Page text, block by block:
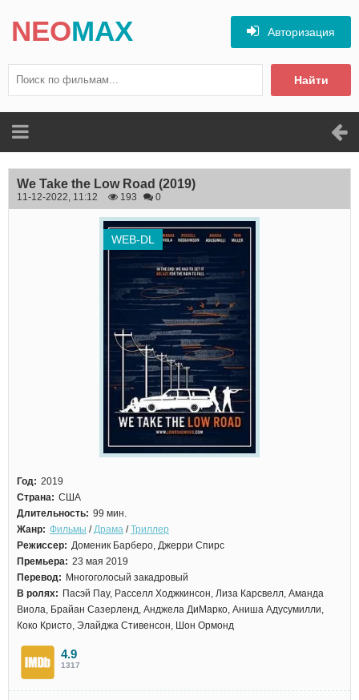
NEOMAX
Найти
Авторизация
We Take the Low Road (2019)
11-12-2022, 11:12 193 0
WEB-DL
Год: 2019
Страна: США
Длительность: 99 мин.
Жанр: Фильмы /Драма /Триллер
Режиссер: Доменик Барберо, Джерри Спирс
Премьера: 23 мая 2019
Перевод: Многоголосый закадровый
В ролях: Пасэй Пау, Расселл Ходжкинсон, Лиза Карсвелл, Аманда
Виола, Брайан Сазерленд, Анджела ДиМарко, Аниша Адусумилли,
Коко Кристо, Элайджа Стивенсон, Шон Ормонд
4.9
1317